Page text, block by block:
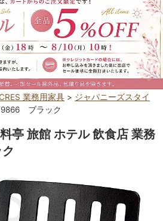
業務用家具 > ジャパニーズスタイ
ブラック
亭 旅館 ホテル 飲食店 業務